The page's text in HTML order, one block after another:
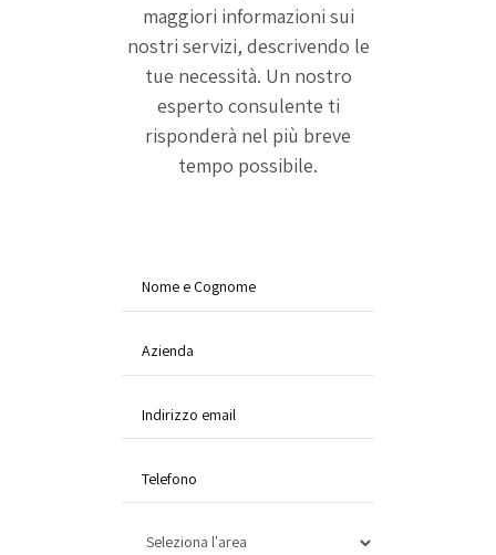
maggiori informazioni sui
nostri servizi, descrivendo le
tue necessità. Un nostro
esperto consulente ti
risponderà nel più breve
tempo possibile.